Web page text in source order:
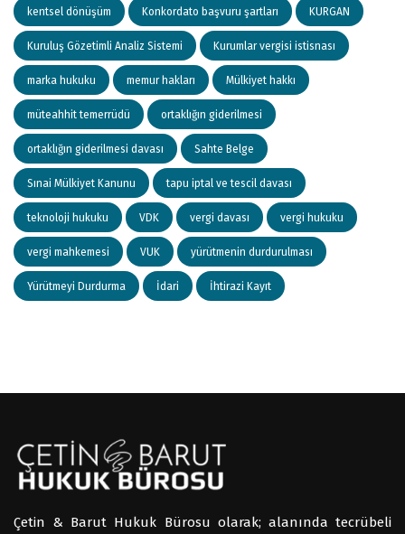
kentsel dönüşüm Konkordato başvuru şartları KURGAN
Kuruluş Gözetimli Analiz Sistemi Kurumlar vergisi istisnası
marka hukuku memur hakları Mülkiyet hakkı
müteahhit temerrüdü ortaklığın giderilmesi
ortaklığın giderilmesi davası Sahte Belge
Sınai Mülkiyet Kanunu tapu iptal ve tescil davası
teknoloji hukuku VDK vergi davası vergi hukuku
vergi mahkemesi VUK yürütmenin durdurulması
Yürütmeyi Durdurma İdari İhtirazi Kayıt
Çetin & Barut Hukuk Bürosu olarak; alanında tecrübeli